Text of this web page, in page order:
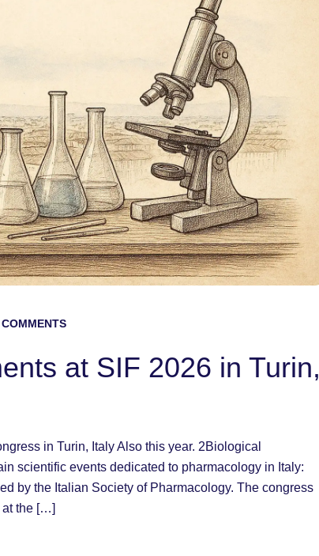
at SIF 2026 in Turin,
in Turin, Italy Also this year. 2Biological
scientific events dedicated to pharmacology in Italy:
by the Italian Society of Pharmacology. The congress
at the […]